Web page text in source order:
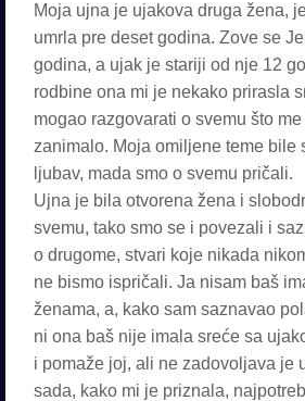
Moja ujna je ujakova druga žena,
umrla pre deset godina. Zove se
godina, a ujak je stariji od nje 12
rodbine ona mi je nekako prirasla
mogao razgovarati o svemu što
zanimalo. Moja omiljene teme bile
ljubav, mada smo o svemu pričali.
Ujna je bila otvorena žena i
svemu, tako smo se i povezali i
o drugome, stvari koje nikada
ne bismo ispričali. Ja nisam baš
ženama, a, kako sam saznavao
ni ona baš nije imala sreće sa
i pomaže joj, ali ne zadovoljava je
sada, kako mi je priznala,